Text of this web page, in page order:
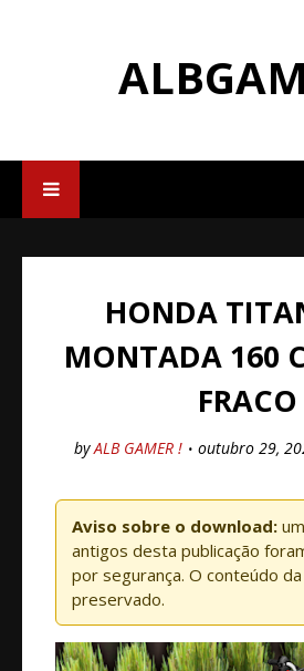
HONDA
MONTADA 160
FRACO
by ALB GAMER ! outubro 29,
Aviso sobre o download:
antigos desta publicação
por segurança. O conteúdo
preservado.